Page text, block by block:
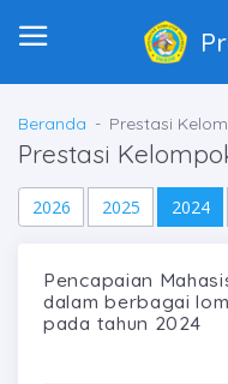
Beranda Prestasi
Prestasi
2026 2025 2024
Pencapaian
dalam berbagai
pada tahun 2024